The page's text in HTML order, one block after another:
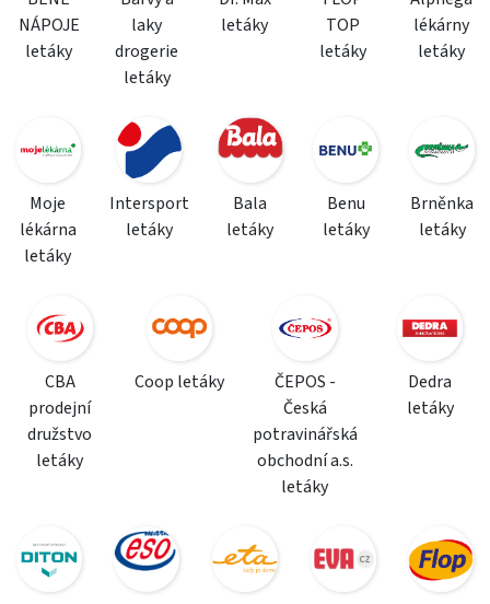
NÁPOJE
letáky
laky
drogerie
letáky
letáky
TOP
letáky
lékárny
letáky
Moje
lékárna
letáky
Intersport
letáky
Bala
letáky
Benu
letáky
Brněnka
letáky
CBA
prodejní
družstvo
letáky
Coop letáky
ČEPOS -
Česká
potravinářská
obchodní a.s.
letáky
Dedra
letáky